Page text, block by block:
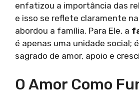
enfatizou a importância das
e isso se reflete claramente
abordou a família. Para Ele, a
é apenas uma unidade social;
sagrado de amor, apoio e
O Amor Como